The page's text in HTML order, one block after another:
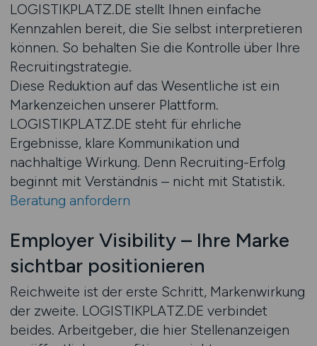
LOGISTIKPLATZ.DE stellt Ihnen einfache
Kennzahlen bereit, die Sie selbst interpretieren
können. So behalten Sie die Kontrolle über Ihre
Recruitingstrategie.
Diese Reduktion auf das Wesentliche ist ein
Markenzeichen unserer Plattform.
LOGISTIKPLATZ.DE steht für ehrliche
Ergebnisse, klare Kommunikation und
nachhaltige Wirkung. Denn Recruiting-Erfolg
beginnt mit Verständnis – nicht mit Statistik.
Beratung anfordern
Employer Visibility – Ihre Marke
sichtbar positionieren
Reichweite ist der erste Schritt, Markenwirkung
der zweite. LOGISTIKPLATZ.DE verbindet
beides. Arbeitgeber, die hier Stellenanzeigen